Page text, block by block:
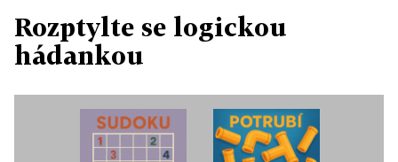
Rozptylte se logickou
hádankou